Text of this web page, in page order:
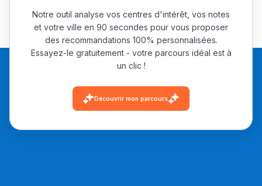
Notre outil analyse vos centres d'intérêt, vos notes
et votre ville en 90 secondes pour vous proposer
des recommandations 100% personnalisées.
Essayez-le gratuitement - votre parcours idéal est à
un clic !
Découvrir mon parcours